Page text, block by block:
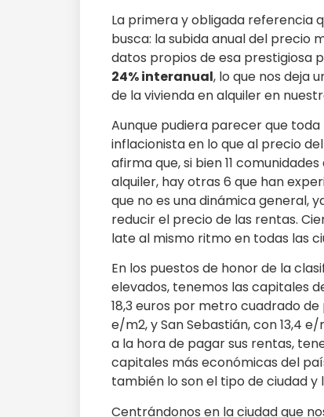
La primera y obligada referencia
busca: la subida anual del precio
datos propios de esa prestigiosa
24% interanual, lo que nos deja
de la vivienda en alquiler en
Aunque pudiera parecer que
inflacionista en lo que al precio
afirma que, si bien 11
alquiler, hay otras 6 que han
que no es una dinámica general,
reducir el precio de las rentas.
late al mismo ritmo en todas las
En los puestos de honor de la
elevados, tenemos las capitales
18,3 euros por metro cuadrado de
e/m2, y San Sebastián, con 13,4
a la hora de pagar sus rentas,
capitales más económicas del
también lo son el tipo de ciudad
Centrándonos en la ciudad que